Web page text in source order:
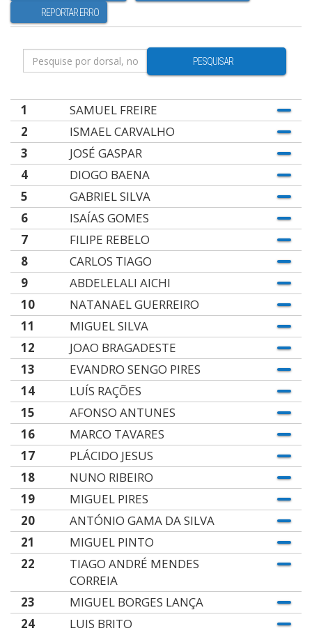
REPORTAR ERRO
PESQUISAR
1
SAMUEL FREIRE
2
ISMAEL CARVALHO
3
JOSÉ GASPAR
4
DIOGO BAENA
5
GABRIEL SILVA
6
ISAÍAS GOMES
7
FILIPE REBELO
8
CARLOS TIAGO
9
ABDELELALI AICHI
10
NATANAEL GUERREIRO
11
MIGUEL SILVA
12
JOAO BRAGADESTE
13
EVANDRO SENGO PIRES
14
LUÍS RAÇÕES
15
AFONSO ANTUNES
16
MARCO TAVARES
17
PLÁCIDO JESUS
18
NUNO RIBEIRO
19
MIGUEL PIRES
20
ANTÓNIO GAMA DA SILVA
21
MIGUEL PINTO
22
TIAGO ANDRÉ MENDES
CORREIA
23
MIGUEL BORGES LANÇA
24
LUIS BRITO